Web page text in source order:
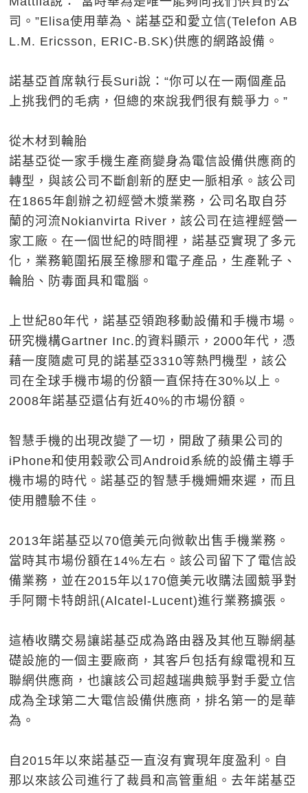
司。”Elisa使用華為、諾基亞和愛立信(Telefon AB
L.M. Ericsson, ERIC-B.SK)供應的網路設備。
諾基亞首席執行長Suri說：“你可以在一兩個產品
上挑我們的毛病，但總的來說我們很有競爭力。”
從木材到輪胎
諾基亞從一家手機生產商變身為電信設備供應商的
轉型，與該公司不斷創新的歷史一脈相承。該公司
在1865年創辦之初經營木漿業務，公司名取自芬
蘭的河流Nokianvirta River，該公司在這裡經營一
家工廠。在一個世紀的時間裡，諾基亞實現了多元
化，業務範圍拓展至橡膠和電子產品，生產靴子、
輪胎、防毒面具和電腦。
上世紀80年代，諾基亞領跑移動設備和手機市場。
研究機構Gartner Inc.的資料顯示，2000年代，憑
藉一度隨處可見的諾基亞3310等熱門機型，該公
司在全球手機市場的份額一直保持在30%以上。
2008年諾基亞還佔有近40%的市場份額。
智慧手機的出現改變了一切，開啟了蘋果公司的
iPhone和使用穀歌公司Android系統的設備主導手
機市場的時代。諾基亞的智慧手機姍姍來遲，而且
使用體驗不佳。
2013年諾基亞以70億美元向微軟出售手機業務。
當時其市場份額在14%左右。該公司留下了電信設
備業務，並在2015年以170億美元收購法國競爭對
手阿爾卡特朗訊(Alcatel-Lucent)進行業務擴張。
這樁收購交易讓諾基亞成為路由器及其他互聯網基
礎設施的一個主要廠商，其客戶包括有線電視和互
聯網供應商，也讓該公司超越瑞典競爭對手愛立信
成為全球第二大電信設備供應商，排名第一的是華
為。
自2015年以來諾基亞一直沒有實現年度盈利。自
那以來該公司進行了裁員和高管重組。去年諾基亞